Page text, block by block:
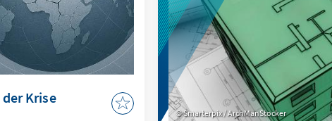
Krise
Smarterpix / ArchManStocker